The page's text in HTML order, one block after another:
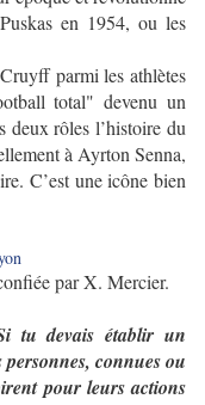
en 1954, ou les
parmi les athlètes
total" devenu un
deux rôles l’histoire du
à Ayrton Senna,
C’est une icône bien
par X. Mercier.
tu devais établir un
connues ou
pour leurs actions